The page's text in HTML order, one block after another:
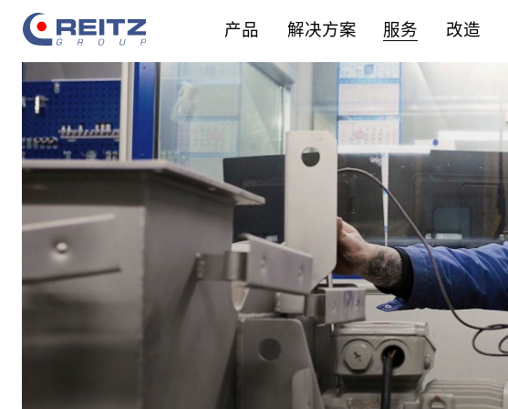
产品
产品系列
应用领域
空气动力技术图谱
智能解决方案
解决方案 服务
咨询
设备装配
设备维护
设备修理
服务方案
改造
改造原则
实施方案
改造的益处
关于锐志
公司地点
事实与数据
集团管理
锐志员工
专业人员
毕业生
在校生
实习生